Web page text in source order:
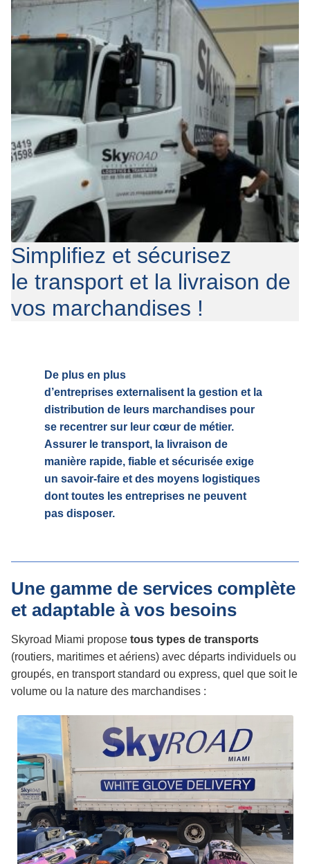
Qui sommes-nous
Simplifiez et sécurisez
le transport et la livraison de
vos marchandises !
De plus en plus
d’entreprises externalisent la gestion et la
distribution de leurs marchandises pour
se recentrer sur leur cœur de métier.
Assurer le transport, la livraison de
manière rapide, fiable et sécurisée exige
un savoir-faire et des moyens logistiques
dont toutes les entreprises ne peuvent
pas disposer.
Une gamme de services complète
et adaptable à vos besoins
Skyroad Miami propose tous types de transports
(routiers, maritimes et aériens) avec départs individuels ou
groupés, en transport standard ou express, quel que soit le
volume ou la nature des marchandises :